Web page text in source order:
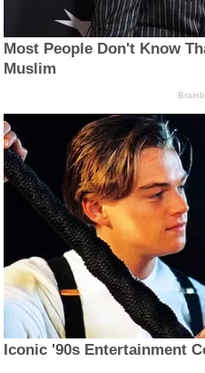
Most People Don't Know
Muslim
Iconic '90s Entertainment